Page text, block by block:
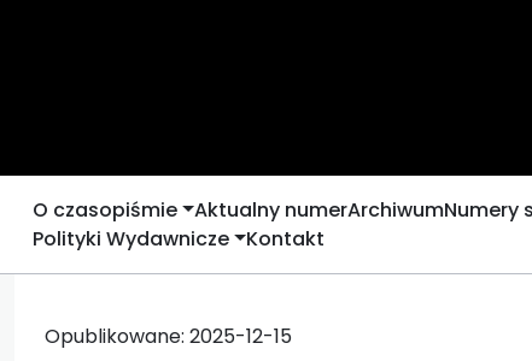
O czasopiśmie Aktualny numerArchiwumNumery
Polityki Wydawnicze Kontakt
Opublikowane: 2025-12-15